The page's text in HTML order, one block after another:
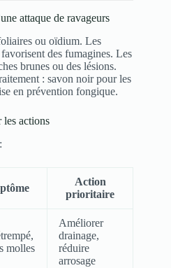
attaque de ravageurs
ou oïdium. Les
des fumagines. Les
brunes ou des lésions.
: savon noir pour les
en prévention fongique.
les actions
Action
prioritaire
molles
Améliorer
drainage,
réduire
arrosage